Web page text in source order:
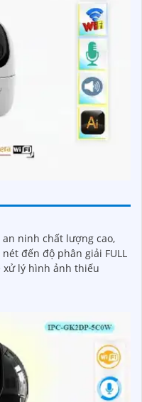
an ninh chất lượng cao,
đến độ phân giải FULL